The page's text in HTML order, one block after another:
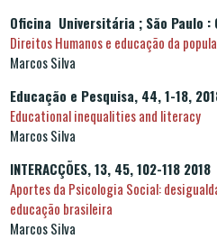
Oficina Universitária ; São Paulo :
Direitos Humanos e educação da
Marcos Silva
Educação e Pesquisa, 44, 1-18,
Educational inequalities and literacy
Marcos Silva
INTERACÇÕES, 13, 45, 102-118 2018
Aportes da Psicologia Social:
educação brasileira
Marcos Silva